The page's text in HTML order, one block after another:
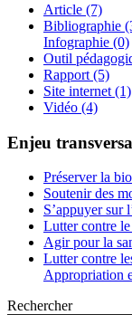
Article (7)
Bibliographie
Infographie (0)
Outil
Rapport (5)
Site internet (1)
Vidéo (4)
Enjeu
Préserver la
Soutenir des
S’appuyer sur
Lutter contre
Agir pour la
Lutter contre
Appropriation
Rechercher